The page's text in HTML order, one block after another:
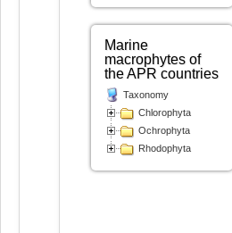
Marine
macrophytes of
the APR countries
Taxonomy
Chlorophyta
Ochrophyta
Rhodophyta